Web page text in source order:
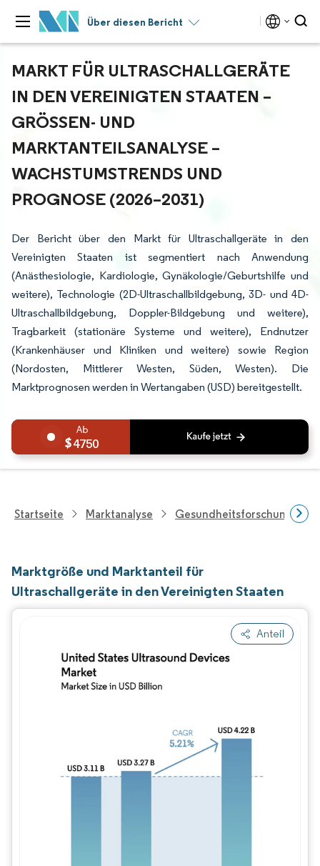
Über diesen Bericht
MARKT FÜR ULTRASCHALLGERÄTE
IN DEN VEREINIGTEN STAATEN –
GRÖSSEN- UND M
ARKTANTEILSANALYSE – W
ACHSTUMSTRENDS UND P
ROGNOSE (2026–2031)
Der Bericht über den Markt für Ultraschallgeräte in den
Vereinigten Staaten ist segmentiert nach Anwendung
(Anästhesiologie, Kardiologie, Gynäkologie/Geburtshilfe und
weitere), Technologie (2D-Ultraschallbildgebung, 3D- und 4D-
Ultraschallbildgebung, Doppler-Bildgebung und weitere),
Tragbarkeit (stationäre Systeme und weitere), Endnutzer
(Krankenhäuser und Kliniken und weitere) sowie Region
(Nordosten, Mittlerer Westen, Süden, Westen). Die
Marktprognosen werden in Wertangaben (USD) bereitgestellt.
4750
Startseite Marktanalyse Gesundheitsforschung
Marktgröße und Marktanteil für
Ultraschallgeräte in den Vereinigten Staaten
Anteil